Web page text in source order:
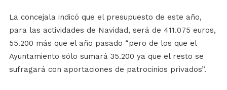
La concejala indicó que el presupuesto de este año,
para las actividades de Navidad, será de 411.075 euros,
55.200 más que el año pasado “pero de los que el
Ayuntamiento sólo sumará 35.200 ya que el resto se
sufragará con aportaciones de patrocinios privados”.